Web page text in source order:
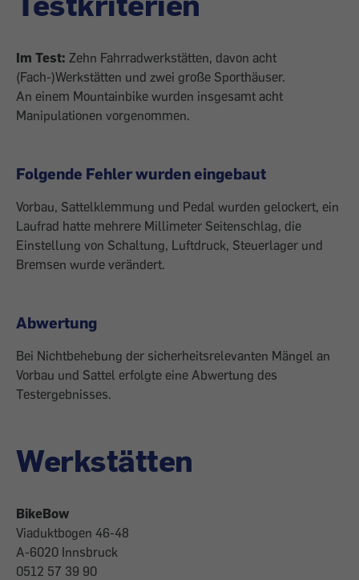
Im Test: Zehn Fahrradwerkstätten, davon acht
(Fach-)Werkstätten und zwei große Sporthäuser.
An einem Mountainbike wurden insgesamt acht
Manipulationen vorgenommen.
Folgende Fehler wurden eingebaut
Vorbau, Sattelklemmung und Pedal wurden gelockert, ein
Laufrad hatte mehrere Millimeter Seitenschlag, die
Einstellung von Schaltung, Luftdruck, Steuerlager und
Bremsen wurde verändert.
Abwertung
Bei Nichtbehebung der sicherheitsrelevanten Mängel an
Vorbau und Sattel erfolgte eine Abwertung des
Testergebnisses.
Werkstätten
BikeBow
Viaduktbogen 46-48
A-6020 Innsbruck
0512 57 39 90